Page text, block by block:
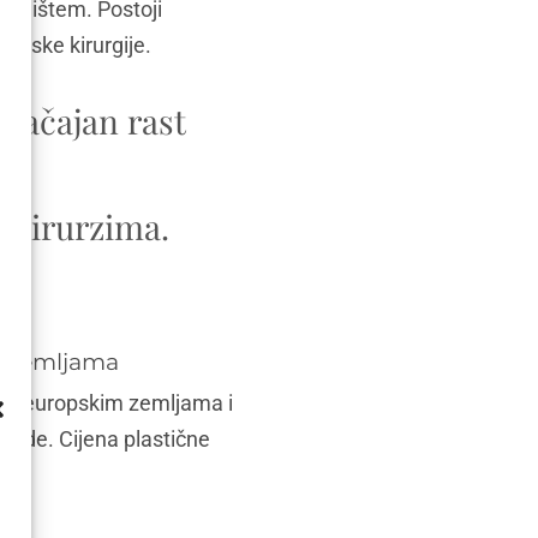
Postoji
kirurgije.
rast
kirurzima.
europskim zemljama i
Cijena plastične